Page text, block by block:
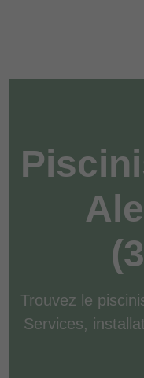
Trouvez le
Services,